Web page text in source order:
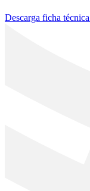
Descarga ficha técnica